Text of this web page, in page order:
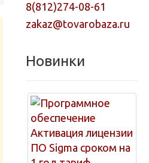
8(812)274-08-61
zakaz@tovarobaza.ru
Новинки